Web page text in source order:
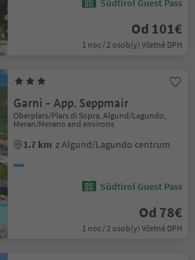
Südtirol Guest Pass
Od 101€
1 noc / 2 osob(y) Včetně DPH
Garni - App. Seppmair
Oberplars/Plars di Sopra, Algund/Lagundo,
Meran/Merano and environs
1.7 km z Algund/Lagundo centrum
Südtirol Guest Pass
Od 78€
1 noc / 2 osob(y) Včetně DPH